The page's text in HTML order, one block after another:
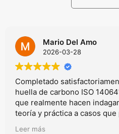
Mario Del Amo
2026-03-28
Completado
huella de carbono ISO
que realmente hacen
teoría y práctica a casos
realmmente en el mundo
Leer más